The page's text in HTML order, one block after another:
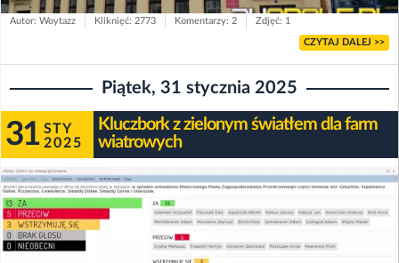
Autor: Woytazz Kliknięć: 2773 Komentarzy: 2 Zdjęć: 1
CZYTAJ DALEJ >>
Piątek, 31 stycznia 2025
31 STY
2025
Kluczbork z zielonym światłem dla farm
wiatrowych